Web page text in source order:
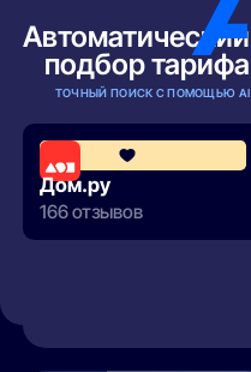
Автоматический
подбор тарифа
ТОЧНЫЙ ПОИСК С ПОМОЩЬЮ AI
Дом.ру
166 отзывов